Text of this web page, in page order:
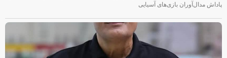
پاداش مدال‌آوران بازی‌های آسیایی